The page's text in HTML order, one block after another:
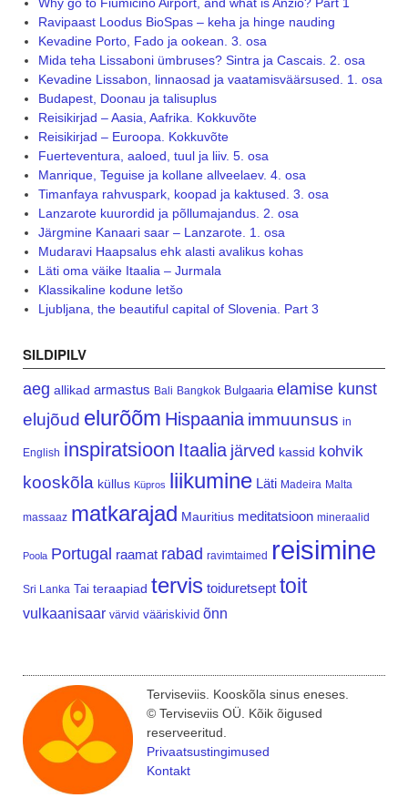
Why go to Fiumicino Airport, and what is Anzio? Part 1
Ravipaast Loodus BioSpas – keha ja hinge nauding
Kevadine Porto, Fado ja ookean. 3. osa
Mida teha Lissaboni ümbruses? Sintra ja Cascais. 2. osa
Kevadine Lissabon, linnaosad ja vaatamisväärsused. 1. osa
Budapest, Doonau ja talisuplus
Reisikirjad – Aasia, Aafrika. Kokkuvõte
Reisikirjad – Euroopa. Kokkuvõte
Fuerteventura, aaloed, tuul ja liiv. 5. osa
Manrique, Teguise ja kollane allveelaev. 4. osa
Timanfaya rahvuspark, koopad ja kaktused. 3. osa
Lanzarote kuurordid ja põllumajandus. 2. osa
Järgmine Kanaari saar – Lanzarote. 1. osa
Mudaravi Haapsalus ehk alasti avalikus kohas
Läti oma väike Itaalia – Jurmala
Klassikaline kodune letšo
Ljubljana, the beautiful capital of Slovenia. Part 3
SILDIPILV
aeg allikad armastus Bali Bangkok Bulgaaria elamise kunst
elujõud elurõõm Hispaania immuunsus in
English inspiratsioon Itaalia järved kassid kohvik
kooskõla küllus Küpros liikumine Läti Madeira Malta
massaaz matkarajad Mauritius meditatsioon mineraalid
Poola Portugal raamat rabad ravimtaimed reisimine
Sri Lanka Tai teraapiad tervis toiduretsept toit
vulkaanisaar värvid vääriskivid õnn
Terviseviis. Kooskõla sinus eneses.
© Terviseviis OÜ. Kõik õigused
reserveeritud.
Privaatsustingimused
Kontakt